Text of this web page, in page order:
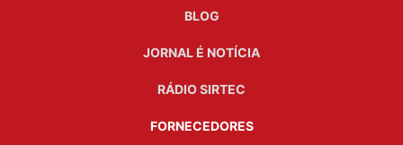
BLOG
JORNAL É NOTÍCIA
RÁDIO SIRTEC
FORNECEDORES